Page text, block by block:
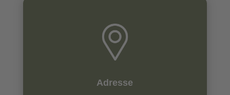
Adresse